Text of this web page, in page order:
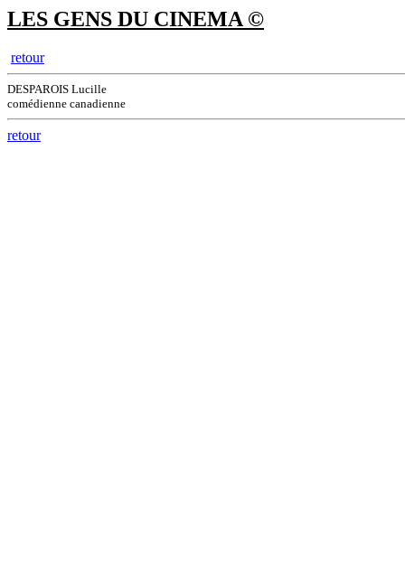
LES GENS DU CINEMA ©
retour
DESPAROIS Lucille
comédienne canadienne
retour